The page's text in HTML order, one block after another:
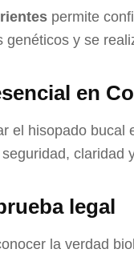
permite
y se
en
el hisopado
claridad
legal
la verdad